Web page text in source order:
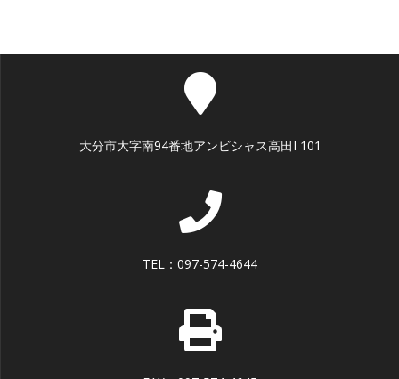
大分市大字南94番地アンビシャス高田I 101
TEL：097-574-4644